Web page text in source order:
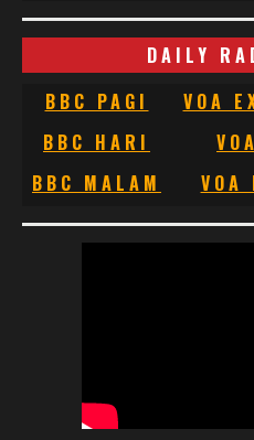
DAILY
BBC PAGI
VOA
BBC HARI
BBC MALAM
VOA